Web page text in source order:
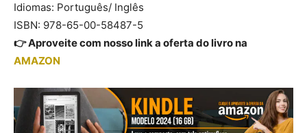
Idiomas: Português/ Inglês
ISBN: 978-65-00-58487-5
👉 Aproveite com nosso link a oferta do livro na
AMAZON